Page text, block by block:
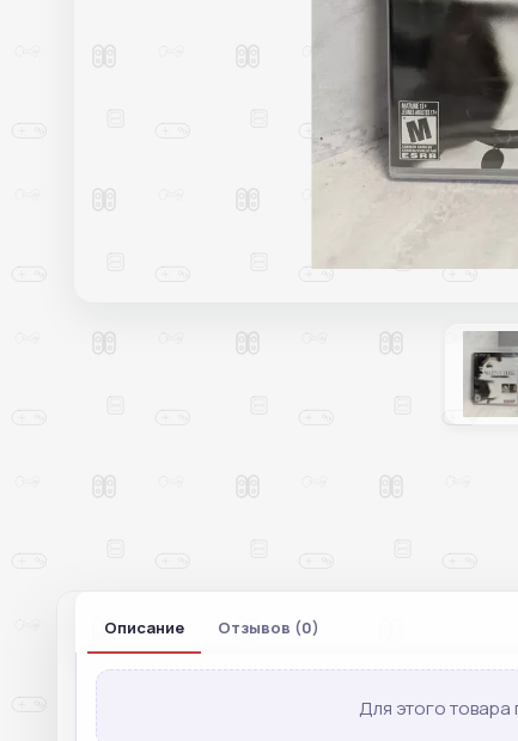
Описание Отзывов (0)
Для этого товара